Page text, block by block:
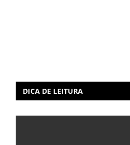
DICA DE LEITURA